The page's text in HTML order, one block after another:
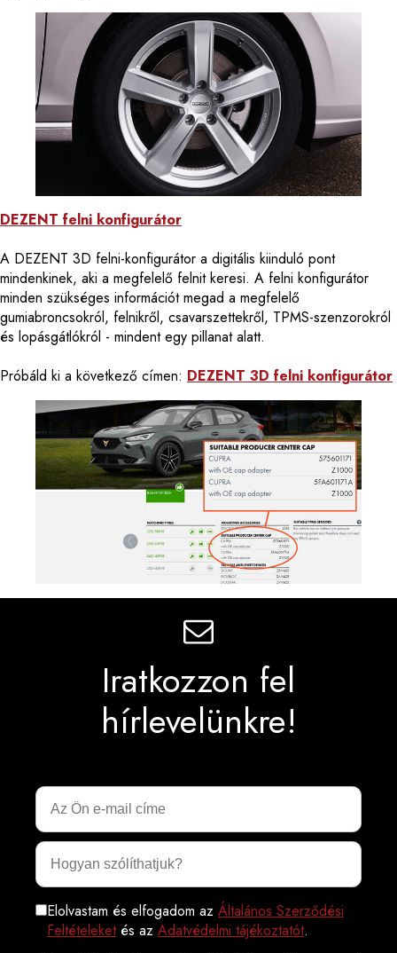
DEZENT felni konfigurátor
A DEZENT 3D felni-konfigurátor a digitális kiinduló pont
mindenkinek, aki a megfelelő felnit keresi. A felni konfigurátor
minden szükséges információt megad a megfelelő
gumiabroncsokról, felnikről, csavarszettekről, TPMS-szenzorokról
és lopásgátlókról - mindent egy pillanat alatt.
Próbáld ki a következő címen: DEZENT 3D felni konfigurátor
Iratkozzon fel
hírlevelünkre!
Elolvastam és elfogadom az Általános Szerződési
Feltételeketés az Adatvédelmi tájékoztatót.